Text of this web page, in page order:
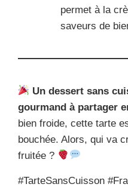
permet à la
saveurs de
Un dessert sans
gourmand à partager
bien froide, cette tarte
bouchée. Alors, qui va
fruitée ?
#TarteSansCuisson